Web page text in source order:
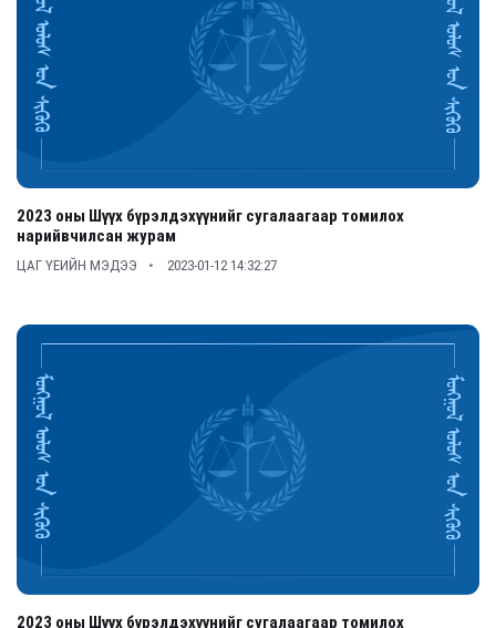
2023 оны Шүүх бүрэлдэхүүнийг сугалаагаар томилох
нарийвчилсан журам
ЦАГ ҮЕИЙН МЭДЭЭ 2023-01-12 14:32:27
2023 оны Шүүх бүрэлдэхүүнийг сугалаагаар томилох